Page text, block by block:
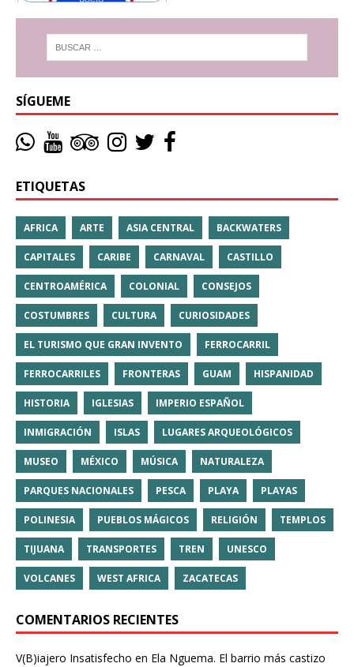
SÍGUEME
ETIQUETAS
AFRICA ARTE ASIA CENTRAL BACKWATERS
CAPITALES CARIBE CARNAVAL CASTILLO
CENTROAMÉRICA COLONIAL CONSEJOS
COSTUMBRES CULTURA CURIOSIDADES
EL TURISMO QUE GRAN INVENTO FERROCARRIL
FERROCARRILES FRONTERAS GUAM HISPANIDAD
HISTORIA IGLESIAS IMPERIO ESPAÑOL
INMIGRACIÓN ISLAS LUGARES ARQUEOLÓGICOS
MUSEO MÉXICO MÚSICA NATURALEZA
PARQUES NACIONALES PESCA PLAYA PLAYAS
POLINESIA PUEBLOS MÁGICOS RELIGIÓN TEMPLOS
TIJUANA TRANSPORTES TREN UNESCO
VOLCANES WEST AFRICA ZACATECAS
COMENTARIOS RECIENTES
V(B)iajero Insatisfecho en Ela Nguema. El barrio más castizo